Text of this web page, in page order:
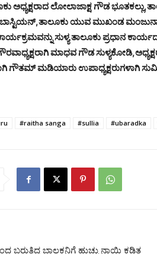
ಅಧ್ಯಕ್ಷರಾದ ಲೋಲಾಜಾಕ್ಷ ಗೌಡ
ಯುವ ಮುಖಂಡ
ಸುಳ್ಯ ತಾಲೂಕು ಪ್ರಧಾನ
ಮಾಧವ ಗೌಡ
ಮಡಿಯಾರು ಉಪಾಧ್ಯಕ್ಷರುಗಳಾಗಿ
#raitha sanga #sullia #ubaradka
ಬರುತ್ತಿದ್ದ ಬಾಲಕನಿಗೆ ಹುಚ್ಚು ನಾಯಿ ಕಡಿತ